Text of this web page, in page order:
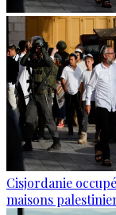
Cisjordanie
maisons